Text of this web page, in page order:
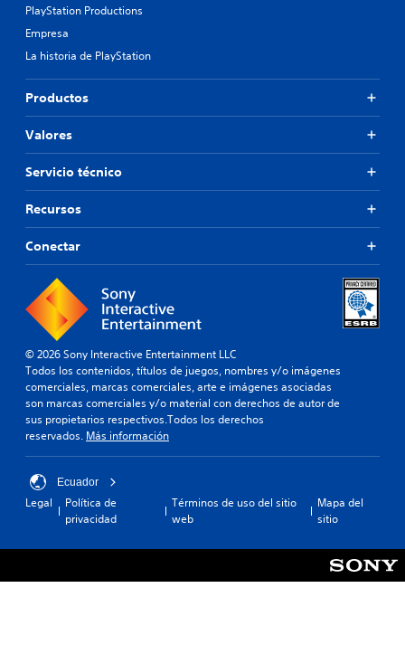
PlayStation Productions
Empresa
La historia de PlayStation
Productos
Valores
Servicio técnico
Recursos
Conectar
© 2026 Sony Interactive Entertainment LLC
Todos los contenidos, títulos de juegos, nombres y/o imágenes
comerciales, marcas comerciales, arte e imágenes asociadas
son marcas comerciales y/o material con derechos de autor de
sus propietarios respectivos.Todos los derechos
reservados. Más información
Ecuador
Legal
Política de
privacidad
Términos de uso del sitio
web
Mapa del
sitio